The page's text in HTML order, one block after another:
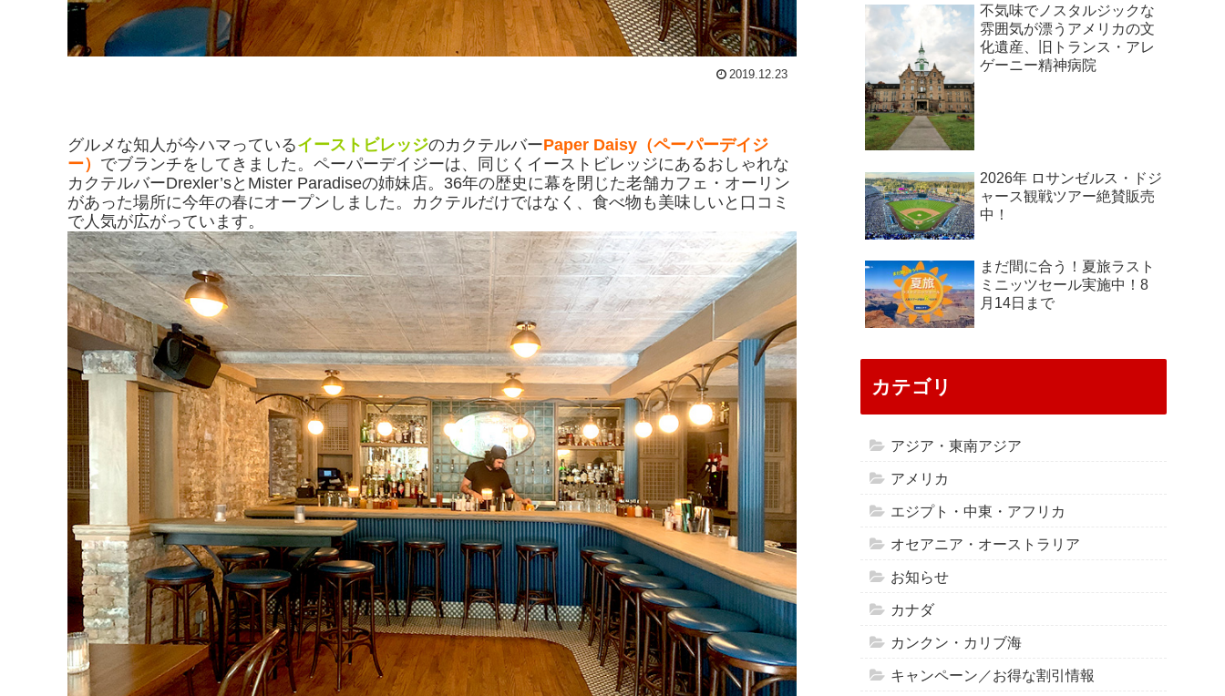
2019.12.23
グルメな知人が今ハマっているイーストビレッジのカクテルバーPaper Daisy（ペーパーデイジ
ー） でブランチをしてきました。ペーパーデイジーは、同じくイーストビレッジにあるおしゃれな
カクテルバーDrexler’sとMister Paradiseの姉妹店。36年の歴史に幕を閉じた老舗カフェ・オーリン
があった場所に今年の春にオープンしました。カクテルだけではなく、食べ物も美味しいと口コミ
で人気が広がっています。
不気味でノスタルジックな
雰囲気が漂うアメリカの文
化遺産、旧トランス・アレ
ゲーニー精神病院
2026年 ロサンゼルス・ドジ
ャース観戦ツアー絶賛販売
中！
まだ間に合う！夏旅ラスト
ミニッツセール実施中！8
月14日まで
カテゴリ
アジア・東南アジア
アメリカ
エジプト・中東・アフリカ
オセアニア・オーストラリア
お知らせ
カナダ
カンクン・カリブ海
キャンペーン／お得な割引情報